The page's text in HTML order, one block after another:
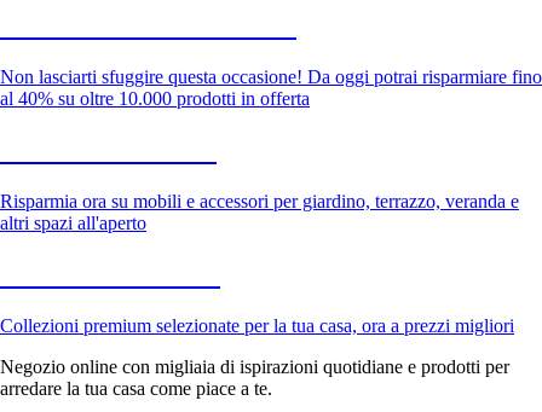
Non lasciarti sfuggire questa occasione! Da oggi potrai risparmiare fino
al 40% su oltre 10.000 prodotti in offerta
Risparmia ora su mobili e accessori per giardino, terrazzo, veranda e
altri spazi all'aperto
Collezioni premium selezionate per la tua casa, ora a prezzi migliori
Negozio online con migliaia di ispirazioni quotidiane e prodotti per
arredare la tua casa come piace a te.